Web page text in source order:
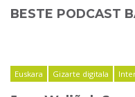
BESTE PODCAST
Euskara Gizarte digitala